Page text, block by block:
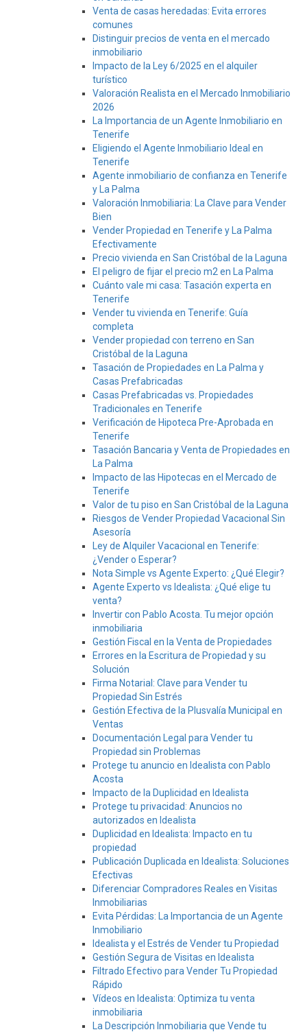
Venta de casas heredadas: Evita errores
comunes
Distinguir precios de venta en el mercado
inmobiliario
Impacto de la Ley 6/2025 en el alquiler
turístico
Valoración Realista en el Mercado Inmobiliario
2026
La Importancia de un Agente Inmobiliario en
Tenerife
Eligiendo el Agente Inmobiliario Ideal en
Tenerife
Agente inmobiliario de confianza en Tenerife
y La Palma
Valoración Inmobiliaria: La Clave para Vender
Bien
Vender Propiedad en Tenerife y La Palma
Efectivamente
Precio vivienda en San Cristóbal de la Laguna
El peligro de fijar el precio m2 en La Palma
Cuánto vale mi casa: Tasación experta en
Tenerife
Vender tu vivienda en Tenerife: Guía
completa
Vender propiedad con terreno en San
Cristóbal de la Laguna
Tasación de Propiedades en La Palma y
Casas Prefabricadas
Casas Prefabricadas vs. Propiedades
Tradicionales en Tenerife
Verificación de Hipoteca Pre-Aprobada en
Tenerife
Tasación Bancaria y Venta de Propiedades en
La Palma
Impacto de las Hipotecas en el Mercado de
Tenerife
Valor de tu piso en San Cristóbal de la Laguna
Riesgos de Vender Propiedad Vacacional Sin
Asesoría
Ley de Alquiler Vacacional en Tenerife:
¿Vender o Esperar?
Nota Simple vs Agente Experto: ¿Qué Elegir?
Agente Experto vs Idealista: ¿Qué elige tu
venta?
Invertir con Pablo Acosta. Tu mejor opción
inmobiliaria
Gestión Fiscal en la Venta de Propiedades
Errores en la Escritura de Propiedad y su
Solución
Firma Notarial: Clave para Vender tu
Propiedad Sin Estrés
Gestión Efectiva de la Plusvalía Municipal en
Ventas
Documentación Legal para Vender tu
Propiedad sin Problemas
Protege tu anuncio en Idealista con Pablo
Acosta
Impacto de la Duplicidad en Idealista
Protege tu privacidad: Anuncios no
autorizados en Idealista
Duplicidad en Idealista: Impacto en tu
propiedad
Publicación Duplicada en Idealista: Soluciones
Efectivas
Diferenciar Compradores Reales en Visitas
Inmobiliarias
Evita Pérdidas: La Importancia de un Agente
Inmobiliario
Idealista y el Estrés de Vender tu Propiedad
Gestión Segura de Visitas en Idealista
Filtrado Efectivo para Vender Tu Propiedad
Rápido
Vídeos en Idealista: Optimiza tu venta
inmobiliaria
La Descripción Inmobiliaria que Vende tu